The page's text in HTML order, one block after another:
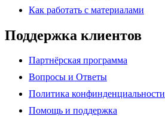
Как работать с материалами
Поддержка клиентов
Партнёрская программа
Вопросы и Ответы
Политика конфинденциальности
Помощь и поддержка